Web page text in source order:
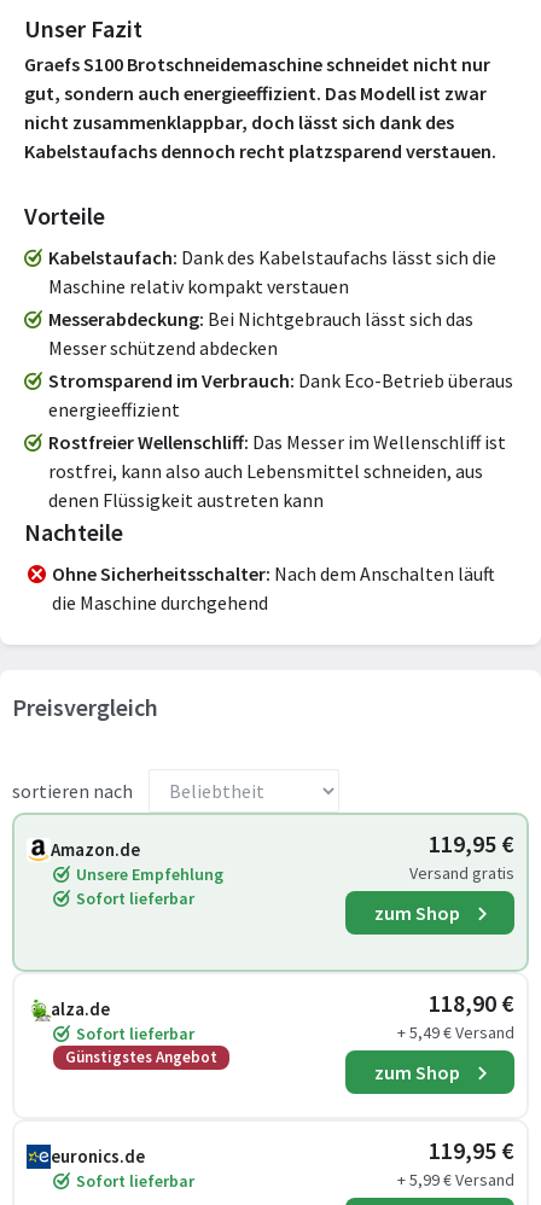
Unser Fazit
Graefs S100 Brotschneidemaschine schneidet nicht nur
gut, sondern auch energieeffizient. Das Modell ist zwar
nicht zusammenklappbar, doch lässt sich dank des
Kabelstaufachs dennoch recht platzsparend verstauen.
Vorteile
Kabelstaufach Dank des Kabelstaufachs lässt sich die
Maschine relativ kompakt verstauen
Messerabdeckung Bei Nichtgebrauch lässt sich das
Messer schützend abdecken
Stromsparend im Verbrauch Dank Eco-Betrieb überaus
energieeffizient
Rostfreier Wellenschliff Das Messer im Wellenschliff ist
rostfrei, kann also auch Lebensmittel schneiden, aus
denen Flüssigkeit austreten kann
Nachteile
Ohne Sicherheitsschalter Nach dem Anschalten läuft
die Maschine durchgehend
Preisvergleich
sortieren nach
Amazon.de
Unsere Empfehlung
Sofort lieferbar
119,95 €
Versand gratis
zum Shop
alza.de
Sofort lieferbar
Günstigstes Angebot
118,90 €
+ 5,49 € Versand
zum Shop
euronics.de
Sofort lieferbar
119,95 €
+ 5,99 € Versand